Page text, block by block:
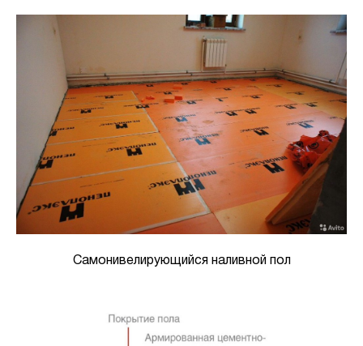
Самонивелирующийся наливной пол